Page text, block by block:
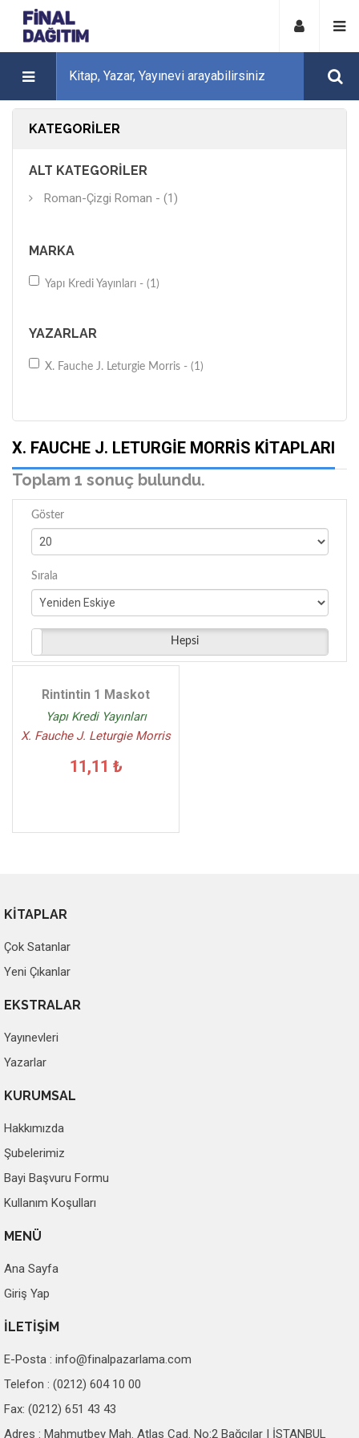
KATEGORILER
ALT KATEGORILER
Roman-Çizgi Roman - (1)
MARKA
Yapı Kredi Yayınları - (1)
YAZARLAR
X. Fauche J. Leturgie Morris - (1)
X. FAUCHE J. LETURGIE MORRIS KITAPLARI
Toplam 1 sonuç bulundu.
Göster
Sırala
Hepsi
Rintintin 1 Maskot
Yapı Kredi Yayınları
X. Fauche J. Leturgie Morris
11,11 ₺
KİTAPLAR
Çok Satanlar
Yeni Çıkanlar
EKSTRALAR
Yayınevleri
Yazarlar
KURUMSAL
Hakkımızda
Şubelerimiz
Bayi Başvuru Formu
Kullanım Koşulları
MENÜ
Ana Sayfa
Giriş Yap
İLETİŞİM
E-Posta : info@finalpazarlama.com
Telefon : (0212) 604 10 00
Fax: (0212) 651 43 43
Adres : Mahmutbey Mah. Atlas Cad. No:2 Bağcılar | İSTANBUL